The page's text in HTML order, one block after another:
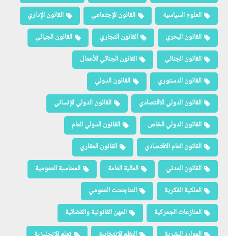
العلوم السياسية
القانون الإجتماعي
القانون الإداري
القانون البحري
القانون التجاري
القانون الجبائي
القانون الجنائي
القانون الجنائي للأعمال
القانون الدستوري
القانون الدولي
القانون الدولي الاقتصادي
القانون الدولي الإنساني
القانون الدولي الخاص
القانون الدولي العام
القانون العام الاقتصادي
القانون العقاري
القانون المدني
المالية العامة
المحاسبة العمومية
الملكية الفكرية
المناجمنت العمومي
المنازعات الجمركية
المهن القانونية والقضائية